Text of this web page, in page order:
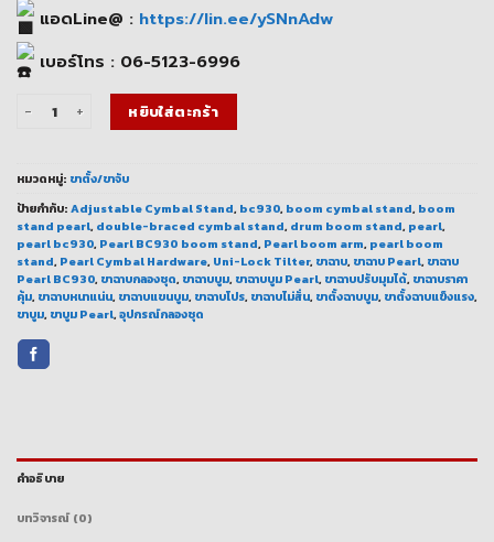
แอดLine@ : https://lin.ee/ySNnAdw
เบอร์โทร : 06-5123-6996
จำนวน ขาฉาบบูม Pearl BC930 ปรับมุมได้อิสระ แข็งแรงระดับโปร ชิ้น
หยิบใส่ตะกร้า
หมวดหมู่: ขาตั้ง/ขาจับ
ป้ายกำกับ:Adjustable Cymbal Stand, bc930, boom cymbal stand, boom
stand pearl, double-braced cymbal stand, drum boom stand, pearl,
pearl bc930, Pearl BC930 boom stand, Pearl boom arm, pearl boom
stand, Pearl Cymbal Hardware, Uni-Lock Tilter, ขาฉาบ, ขาฉาบ Pearl, ขาฉาบ
Pearl BC930, ขาฉาบกลองชุด, ขาฉาบบูม, ขาฉาบบูม Pearl, ขาฉาบปรับมุมได้, ขาฉาบราคา
คุ้ม, ขาฉาบหนาแน่น, ขาฉาบแขนบูม, ขาฉาบโปร, ขาฉาบไม่สั่น, ขาตั้งฉาบบูม, ขาตั้งฉาบแข็งแรง,
ขาบูม, ขาบูม Pearl,อุปกรณ์กลองชุด
คำอธิบาย
บทวิจารณ์ (0)